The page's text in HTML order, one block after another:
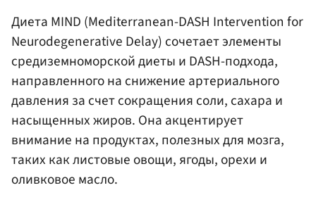
Диета MIND (Mediterranean-DASH Intervention for
Neurodegenerative Delay) сочетает элементы
средиземноморской диеты и DASH-подхода,
направленного на снижение артериального
давления за счет сокращения соли, сахара и
насыщенных жиров. Она акцентирует
внимание на продуктах, полезных для мозга,
таких как листовые овощи, ягоды, орехи и
оливковое масло.